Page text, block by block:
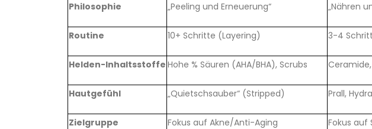
Philosophie „Peeling und Erneuerung“ „Nähren
Routine 10+ Schritte (Layering) 3-4
Helden-Inhaltsstoffe Hohe % Säuren (AHA/BHA), Scrubs
Hautgefühl „Quietschsauber“ (Stripped) Prall,
Zielgruppe Fokus auf Akne/Anti-Aging Fokus